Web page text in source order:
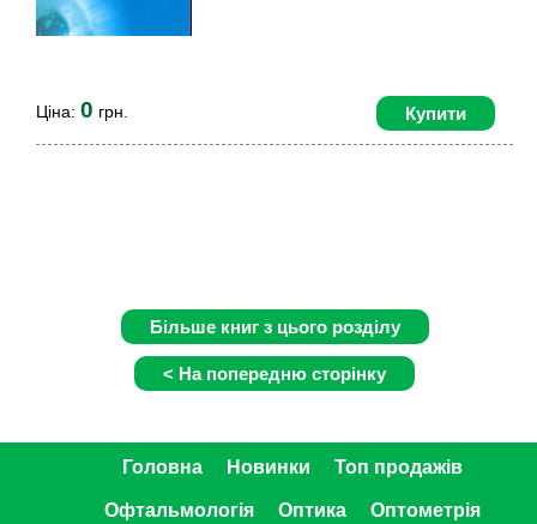
Купити
Ціна: 0 грн.
Головна Новинки Топ продажів
Офтальмологія Оптика Оптометрія